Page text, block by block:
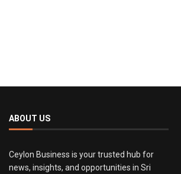
ABOUT US
Ceylon Business is your trusted hub for
news, insights, and opportunities in Sri